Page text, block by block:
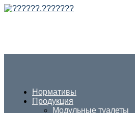
Нормативы
Продукция
Модульные туалеты